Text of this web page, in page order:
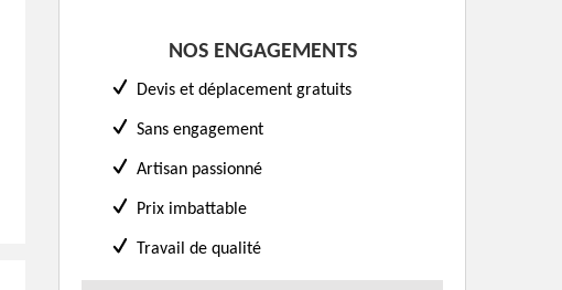
NOS ENGAGEMENTS
Devis et déplacement gratuits
Sans engagement
Artisan passionné
Prix imbattable
Travail de qualité